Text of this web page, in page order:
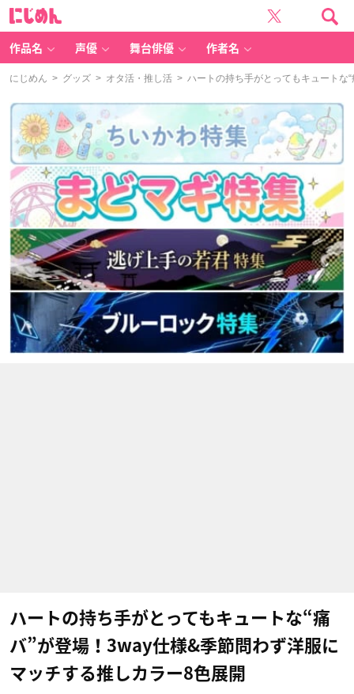
作品名 声優 舞台俳優 作者名
にじめん > グッズ > オタ活・推し活 > ハートの持ち手がとってもキュートな
ハートの持ち手がとってもキュートな“痛
バ”が登場！3way仕様&季節問わず洋服に
マッチする推しカラー8色展開